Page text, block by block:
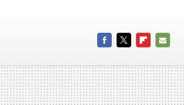
MAIL